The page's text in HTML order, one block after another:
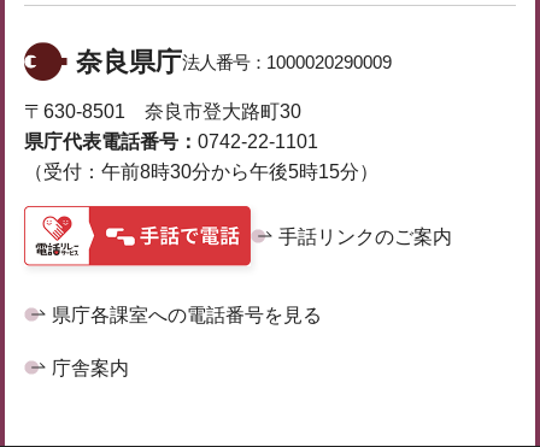
奈良県庁法人番号： 1000020290009
〒630-8501 奈良市登大路町30
県庁代表電話番号： 0742-22-1101
（受付：午前8時30分から午後5時15分）
手話リンクのご案内
県庁各課室への電話番号を見る
庁舎案内